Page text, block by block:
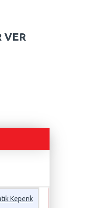
VER
Kepenk